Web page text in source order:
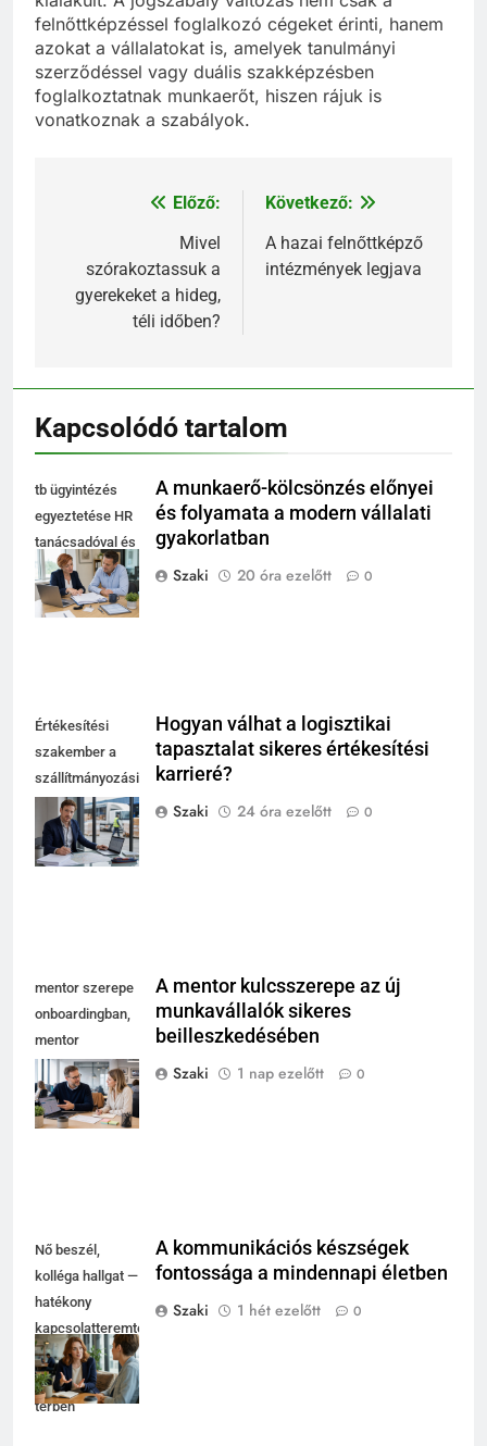
felnőttképzéssel foglalkozó cégeket érinti, hanem
azokat a vállalatokat is, amelyek tanulmányi
szerződéssel vagy duális szakképzésben
foglalkoztatnak munkaerőt, hiszen rájuk is
vonatkoznak a szabályok.
BejegyzésElőző:
Mivel
szórakoztassuk a
gyerekeket a hideg,
téli időben?
Következő:
A hazai felnőttképző
intézmények legjava
Kapcsolódó tartalom
tb ügyintézés
egyeztetése HR
tanácsadóval és
cégvezetővel az
irodában
A munkaerő-kölcsönzés előnyei
és folyamata a modern vállalati
gyakorlatban
Szaki
20 óra ezelőtt 0
Értékesítési
szakember a
szállítmányozási
és fuvarozási
szakma modern
irodájában
Hogyan válhat a logisztikai
tapasztalat sikeres értékesítési
karrieré?
Szaki
24 óra ezelőtt 0
mentor szerepe
onboardingban,
mentor
magyaráz
laptopnál, új
kolléga jegyzetel
A mentor kulcsszerepe az új
munkavállalók sikeres
beilleszkedésében
Szaki
1 nap ezelőtt 0
Nő beszél,
kolléga hallgat —
hatékony
kapcsolatteremtés
fényes
coworking
térben
A kommunikációs készségek
fontossága a mindennapi életben
Szaki
1 hét ezelőtt 0